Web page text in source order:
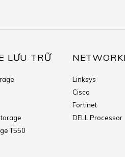
LƯU TRỮ
T550
Linksys
Cisco
Fortinet
DELL Processor